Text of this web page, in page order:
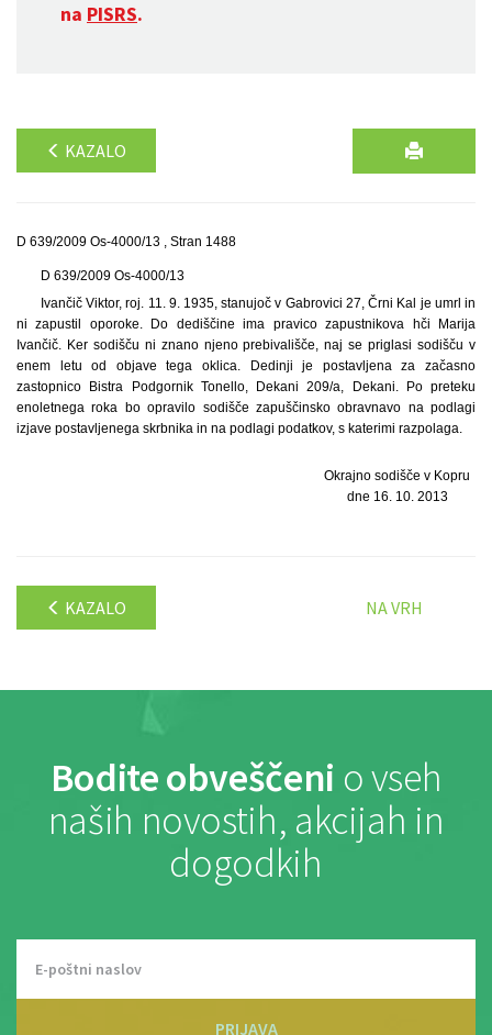
na PISRS.
KAZALO
D 639/2009 Os-4000/13 , Stran 1488
D 639/2009 Os-4000/13
Ivančič Viktor, roj. 11. 9. 1935, stanujoč v Gabrovici 27, Črni Kal je umrl in
ni zapustil oporoke. Do dediščine ima pravico zapustnikova hči Marija
Ivančič. Ker sodišču ni znano njeno prebivališče, naj se priglasi sodišču v
enem letu od objave tega oklica. Dedinji je postavljena za začasno
zastopnico Bistra Podgornik Tonello, Dekani 209/a, Dekani. Po preteku
enoletnega roka bo opravilo sodišče zapuščinsko obravnavo na podlagi
izjave postavljenega skrbnika in na podlagi podatkov, s katerimi razpolaga.
Okrajno sodišče v Kopru
dne 16. 10. 2013
KAZALO NA VRH
Bodite obveščeni o vseh
naših novostih, akcijah in
dogodkih
PRIJAVA